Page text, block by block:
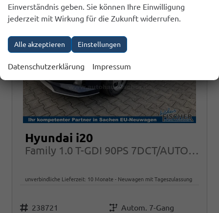
Hyundai i20
Family 1.0 T-GDI 90PS 7DCT/AUTOMATIK, NAVI Sitzheizung + Lenkradheizung ALU Klimaautomatik RFK
unverbindliche Lieferzeit: 10 Monate Neuwagen mit Tageszulassung
Fahrzeugnr.
238721
Getriebe
Autom. 7-Gang
Einverständnis geben. Sie können Ihre Einwilligung
jederzeit mit Wirkung für die Zukunft widerrufen.
Alle akzeptieren Einstellungen
Datenschutzerklärung Impressum